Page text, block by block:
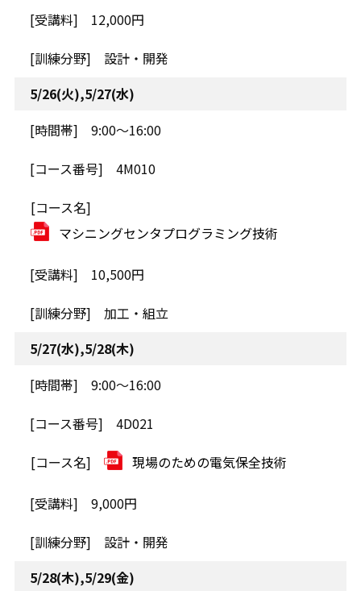
12,000円
設計・開発
5/26(火),5/27(水)
9:00～16:00
4M010
マシニングセンタプログラミング技術
10,500円
加工・組立
5/27(水),5/28(木)
9:00～16:00
4D021
現場のための電気保全技術
9,000円
設計・開発
5/28(木),5/29(金)